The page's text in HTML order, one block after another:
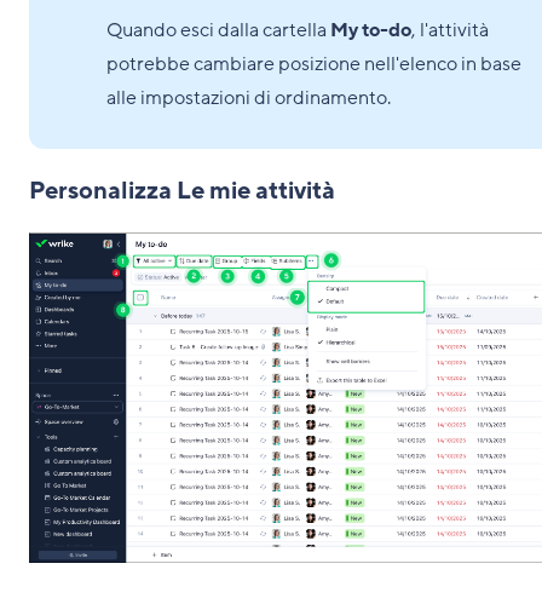
Quando esci dalla cartella My to-do, l'attività
potrebbe cambiare posizione nell'elenco in base
alle impostazioni di ordinamento.
Personalizza Le mie attività